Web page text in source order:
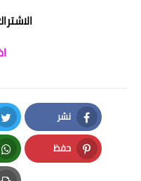
نشر
Facebook
حفظ
Pinterest